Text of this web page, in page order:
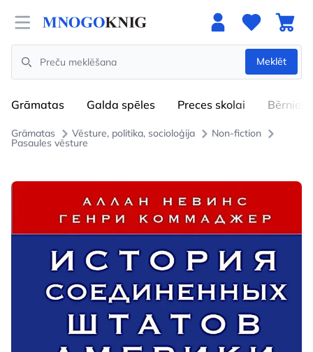
Open menu
Search
Meklēt
Grāmatas Galda spēles Preces skolai Bērniem
Grāmatas Vēsture, politika, socioloģija Non-fiction
Pasaules vēsture